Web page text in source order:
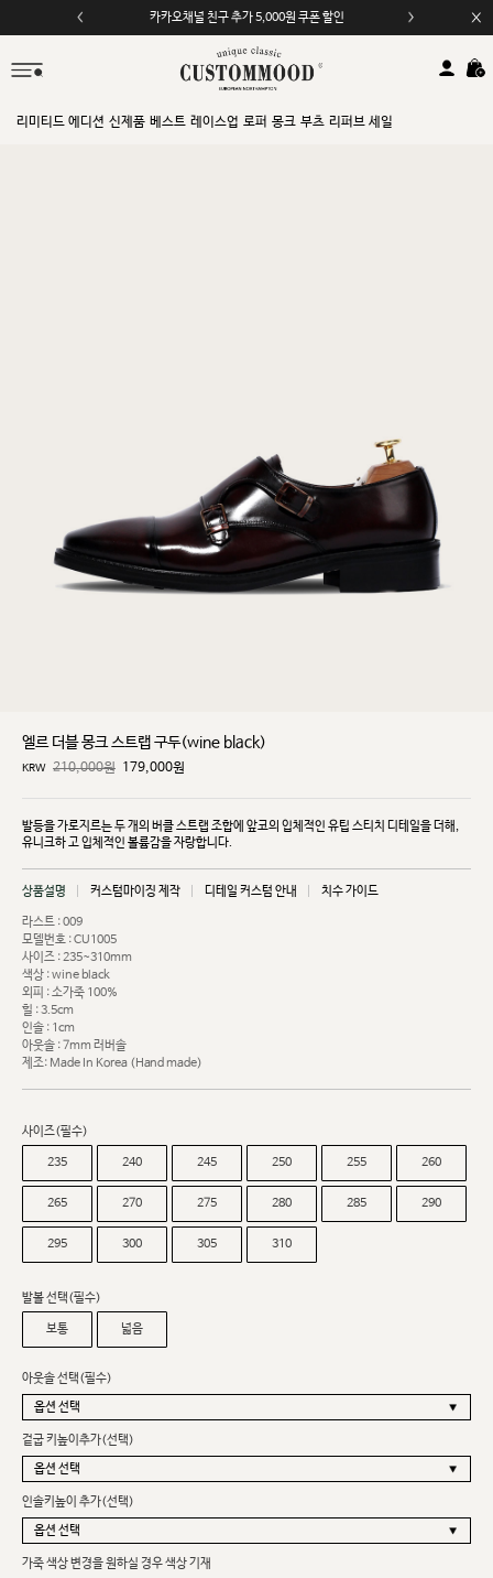
카카오채널 친구 추가 5,000원 쿠폰 할인
모바일 앱 자동 2,000원 할인
리미티드 에디션 신제품 베스트 레이스업 로퍼 몽크 부츠 리퍼브 세일
엘르 더블 몽크 스트랩 구두(wine black)
KRW 210,000원 179,000원
발등을 가로지르는 두 개의 버클 스트랩 조합에 앞코의 입체적인 유팁 스티치 디테일을 더해,
유니크하고 입체적인 볼륨감을 자랑합니다.
상품설명 커스텀마이징 제작 디테일 커스텀 안내 치수 가이드
라스트 : 009
모델번호 : CU1005
사이즈 : 235~310mm
색상 : wine black
외피 : 소가죽 100%
힐 : 3.5cm
인솔 : 1cm
아웃솔 : 7mm 러버솔
제조: Made In Korea (Hand made)
사이즈(필수)
235 240 245 250 255 260
265 270 275 280 285 290
295 300 305 310
발볼 선택(필수)
보통 넓음
아웃솔 선택(필수)
겉굽 키높이추가(선택)
인솔키높이 추가(선택)
가죽 색상 변경을 원하실 경우 색상 기재